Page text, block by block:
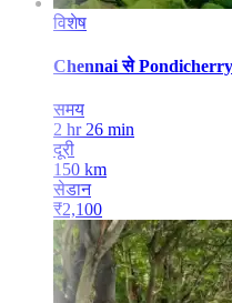
विशेष
Chennai से Pondicherry
समय
2 hr 26 min
दूरी
150 km
सेडान
₹2,100